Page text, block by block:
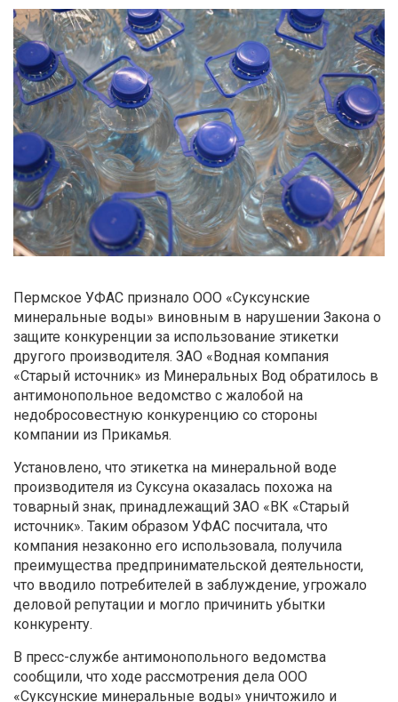
Пермское УФАС признало ООО «Суксунские
минеральные воды» виновным в нарушении Закона о
защите конкуренции за использование этикетки
другого производителя. ЗАО «Водная компания
«Старый источник» из Минеральных Вод обратилось в
антимонопольное ведомство с жалобой на
недобросовестную конкуренцию со стороны
компании из Прикамья.
Установлено, что этикетка на минеральной воде
производителя из Суксуна оказалась похожа на
товарный знак, принадлежащий ЗАО «ВК «Старый
источник». Таким образом УФАС посчитала, что
компания незаконно его использовала, получила
преимущества предпринимательской деятельности,
что вводило потребителей в заблуждение, угрожало
деловой репутации и могло причинить убытки
конкуренту.
В пресс-службе антимонопольного ведомства
сообщили, что ходе рассмотрения дела ООО
«Суксунские минеральные воды» уничтожило и